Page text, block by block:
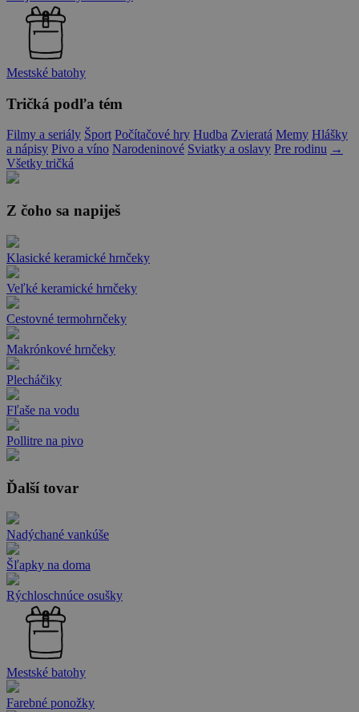
Mestské batohy
Tričká podľa tém
Filmy a seriály Šport Počítačové hry Hudba Zvieratá Memy Hlášky
a nápisy Pivo a víno Narodeninové Sviatky a oslavy Pre rodinu →
Všetky tričká
Z čoho sa napiješ
Klasické keramické hrnčeky
Veľké keramické hrnčeky
Cestovné termohrnčeky
Makrónkové hrnčeky
Plecháčiky
Fľaše na vodu
Pollitre na pivo
Ďalší tovar
Nadýchané vankúše
Šľapky na doma
Rýchloschnúce osušky
Mestské batohy
Farebné ponožky